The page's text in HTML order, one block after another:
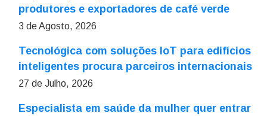
produtores e exportadores de café verde
3 de Agosto, 2026
Tecnológica com soluções IoT para edifícios
inteligentes procura parceiros internacionais
27 de Julho, 2026
Especialista em saúde da mulher quer entrar